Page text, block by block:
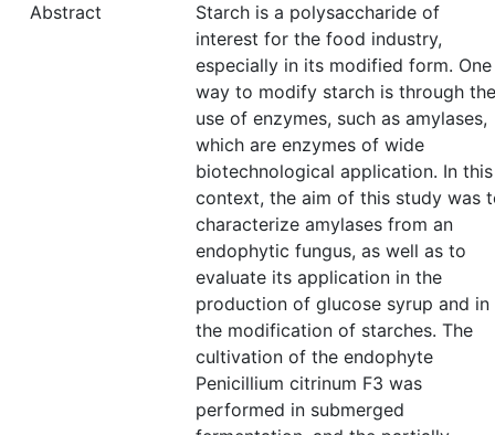
Abstract
Starch is a polysaccharide of
interest for the food industry,
especially in its modified form. One
way to modify starch is through the
use of enzymes, such as amylases,
which are enzymes of wide
biotechnological application. In this
context, the aim of this study was
characterize amylases from an
endophytic fungus, as well as to
evaluate its application in the
production of glucose syrup and in
the modification of starches. The
cultivation of the endophyte
Penicillium citrinum F3 was
performed in submerged